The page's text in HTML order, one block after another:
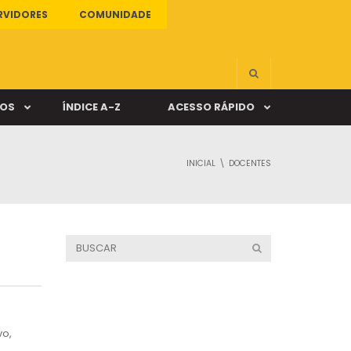
COMUNIDADE
ÍNDICE A-Z ACESSO RÁPIDO
INICIAL DOCENTES